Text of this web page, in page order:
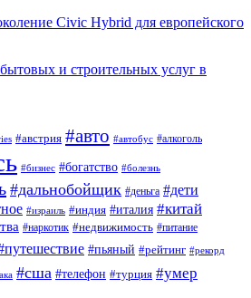
Civic Hybrid для европейского
и строительных услуг в
#австрия #авто #автобус #алкоголь
#бизнес #богатство #болезнь
#дальнобойщик #деньга #дети
#израиль #индия #италия #китай
#наркотик #недвижимость #питание
#пьяный #рейтинг #рекорд
#сша #телефон #турция #умер